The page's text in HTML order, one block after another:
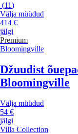
(11)
Välja müüdud
414 €
jälgi
Premium
Bloomingville
Džuudist
Bloomingville
Välja müüdud
54 €
jälgi
Villa Collection